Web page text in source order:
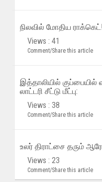
நிலவில் மோதிய ராக்கெட்!
Views : 41
Comment/Share this article
இத்தாலியில் குப்பையில்
லாட்டரி சீட்டு மீட்பு:
Views : 38
Comment/Share this article
உலர் திராட்சை தரும்
Views : 23
Comment/Share this article